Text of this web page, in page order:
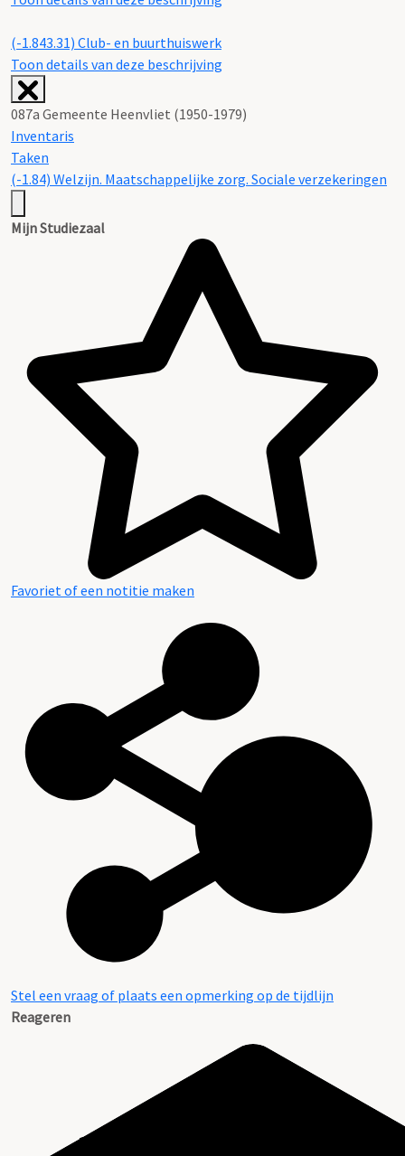
(-1.843.31) Club- en buurthuiswerk
Toon details van deze beschrijving
087a Gemeente Heenvliet (1950-1979)
Inventaris
Taken
(-1.84) Welzijn. Maatschappelijke zorg. Sociale verzekeringen
Mijn Studiezaal
Favoriet of een notitie maken
Stel een vraag of plaats een opmerking op de tijdlijn
Reageren